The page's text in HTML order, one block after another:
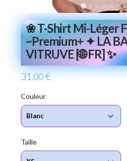
❀ T-Shirt Mi-Léger
~Premium+ ✦ LA
VITRUVE [🌐 FR] ✨
31.00 €
Couleur
Taille